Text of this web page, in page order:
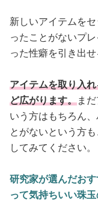
新しいアイテムを
ったことがないプ
った性癖を引き出せ
アイテムを取り入
ど広がります。ま
いう方はもちろん
とがないという方
してみてください。
研究家が選んだお
って気持ちいい珠